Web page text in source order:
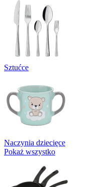
Sztućce
Naczynia dziecięce
Pokaż wszystko